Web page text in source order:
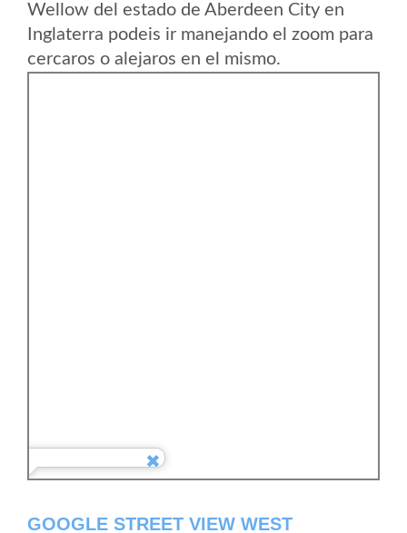
Wellow del estado de Aberdeen City en
Inglaterra podeis ir manejando el zoom para
cercaros o alejaros en el mismo.
GOOGLE STREET VIEW WEST